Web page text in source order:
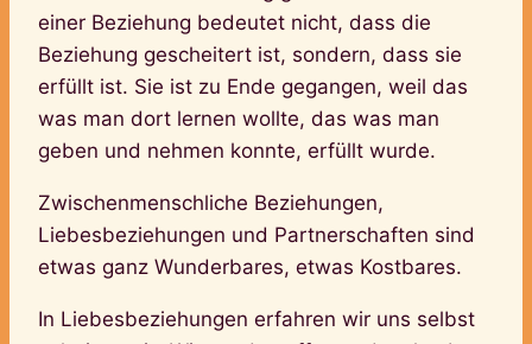
einer Beziehung bedeutet nicht, dass die
Beziehung gescheitert ist, sondern, dass sie
erfüllt ist. Sie ist zu Ende gegangen, weil das
was man dort lernen wollte, das was man
geben und nehmen konnte, erfüllt wurde.
Zwischenmenschliche Beziehungen,
Liebesbeziehungen und Partnerschaften sind
etwas ganz Wunderbares, etwas Kostbares.
In Liebesbeziehungen erfahren wir uns selbst